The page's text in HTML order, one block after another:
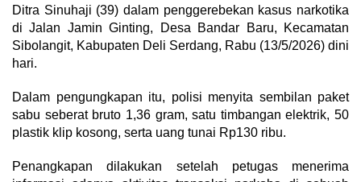
Ditra Sinuhaji (39) dalam penggerebekan kasus narkotika
di Jalan Jamin Ginting, Desa Bandar Baru, Kecamatan
Sibolangit, Kabupaten Deli Serdang, Rabu (13/5/2026) dini
hari.
Dalam pengungkapan itu, polisi menyita sembilan paket
sabu seberat bruto 1,36 gram, satu timbangan elektrik, 50
plastik klip kosong, serta uang tunai Rp130 ribu.
Penangkapan dilakukan setelah petugas menerima